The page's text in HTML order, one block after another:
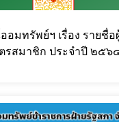
มทรัพย์ฯ เรื่อง รายชื่อ
รสมาชิก ประจำปี ๒๕๖